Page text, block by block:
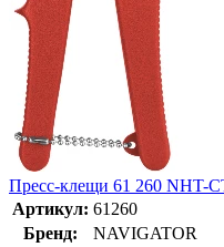
Пресс-клещи 61 260 NHT-
Артикул: 61260
Бренд:
NAVIGATOR